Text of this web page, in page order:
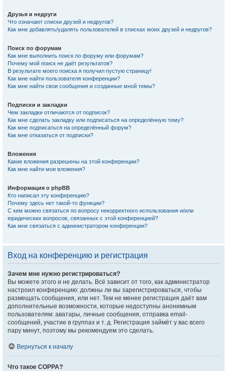
Друзья и недруги
Что означают списки друзей и недругов?
Как мне добавлять/удалять пользователей в списках моих друзей и недругов?
Поиск по форумам
Как мне выполнить поиск по форуму или форумам?
Почему мой поиск не даёт результатов?
В результате моего поиска я получил пустую страницу!
Как мне найти пользователя конференции?
Как мне найти свои сообщения и созданные мной темы?
Подписки и закладки
Чем закладки отличаются от подписок?
Как мне сделать закладку или подписаться на определённую тему?
Как мне подписаться на определённый форум?
Как мне отказаться от подписки?
Вложения
Какие вложения разрешены на этой конференции?
Как мне найти мои вложения?
Информация о phpBB
Кто написал эту конференцию?
Почему здесь нет такой-то функции?
С кем можно связаться по вопросу некорректного использования и/или
юридических вопросов, связанных с этой конференцией?
Как мне связаться с администратором конференции?
Вход на конференцию и регистрация
Зачем мне нужно регистрироваться?
Вы можете этого и не делать. Всё зависит от того, как администратор
настроил конференцию: должны ли вы зарегистрироваться, чтобы
размещать сообщения, или нет. Тем не менее регистрация даёт вам
дополнительные возможности, которые недоступны анонимным
пользователям: аватары, личные сообщения, отправка email-
сообщений, участие в группах и т. д. Регистрация займёт у вас всего
пару минут, поэтому мы рекомендуем это сделать.
Вернуться к началу
Что такое COPPA?